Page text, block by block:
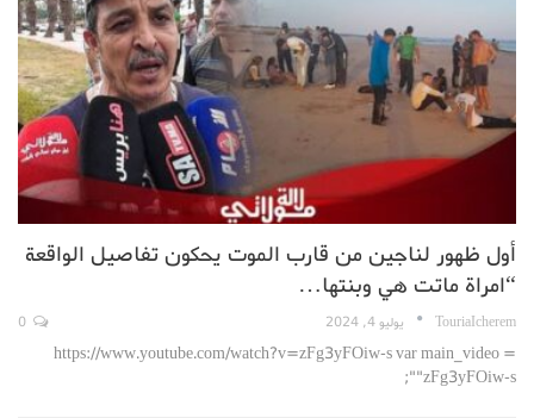
أول ظهور لناجين من قارب الموت يحكون تفاصيل الواقعة
“امراة ماتت هي وبنتها…
TouriaIcherem يوليو 4, 2024
https://www.youtube.com/watch?v=zFg3yFOiw-s var main_video =
"zFg3yFOiw-s";